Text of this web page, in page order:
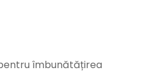
îmbunătățirea